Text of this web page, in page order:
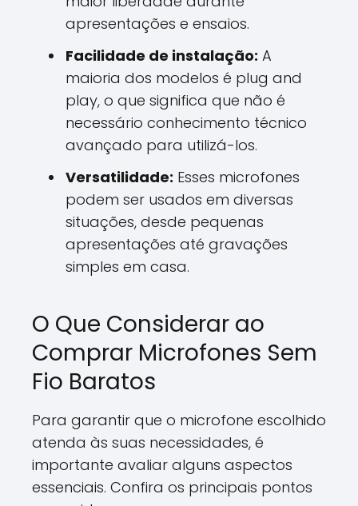
apresentações e ensaios.
Facilidade de instalação: A
maioria dos modelos é plug and
play, o que significa que não é
necessário conhecimento técnico
avançado para utilizá-los.
Versatilidade: Esses microfones
podem ser usados em diversas
situações, desde pequenas
apresentações até gravações
simples em casa.
O Que Considerar ao
Comprar Microfones Sem
Fio Baratos
Para garantir que o microfone escolhido
atenda às suas necessidades, é
importante avaliar alguns aspectos
essenciais. Confira os principais pontos